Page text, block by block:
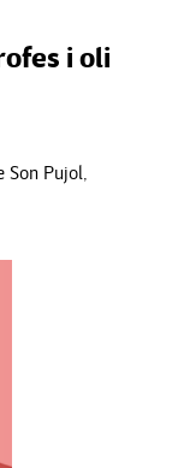
i oli
Son Pujol,